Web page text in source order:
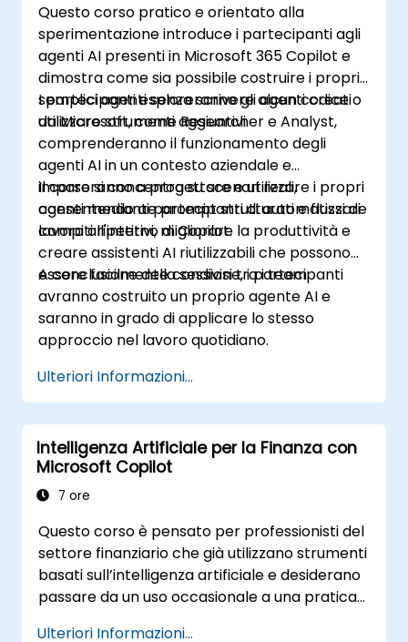
Questo corso pratico e orientato alla
sperimentazione introduce i partecipanti agli
agenti AI presenti in Microsoft 365 Copilot e
dimostra come sia possibile costruire i propri
semplici agenti senza scrivere alcun codice o
utilizzare strumenti aggiuntivi.
I partecipanti esploreranno gli agenti creati
da Microsoft, come Researcher e Analyst,
comprenderanno il funzionamento degli
agenti AI in un contesto aziendale e
impareranno a progettare e utilizzare i propri
agenti mediante prompt strutturati e flussi di
lavoro all'interno di Copilot.
Il corso si concentra su scenari reali,
consentendo ai partecipanti di automatizzare
compiti ripetitivi, migliorare la produttività e
creare assistenti AI riutilizzabili che possono
essere facilmente condivisi tra i team.
A conclusione della sessione, i partecipanti
avranno costruito un proprio agente AI e
saranno in grado di applicare lo stesso
approccio nel lavoro quotidiano.
Ulteriori Informazioni...
Intelligenza Artificiale per la Finanza con
Microsoft Copilot
7 ore
Questo corso è pensato per professionisti del
settore finanziario che già utilizzano strumenti
basati sull’intelligenza artificiale e desiderano
passare da un uso occasionale a una pratica
Ulteriori Informazioni...